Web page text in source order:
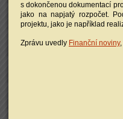
s dokončenou dokumentací
jako na napjatý rozpočet.
projektu, jako je například
Zprávu uvedly Finanční noviny